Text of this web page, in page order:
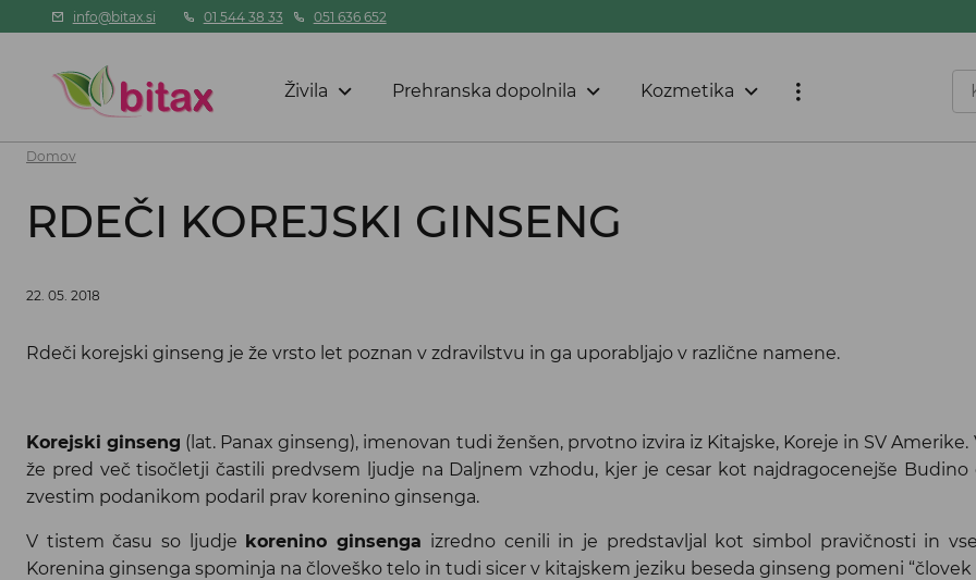
info@bitax.si 01 544 38 33 051 636 652
Živila Prehranska dopolnila Kozmetika
Domov
RDEČI KOREJSKI GINSENG
22. 05. 2018
Rdeči korejski ginseng je že vrsto let poznan v zdravilstvu in ga uporabljajo v različne namene.
Korejski ginseng (lat. Panax ginseng), imenovan tudi ženšen, prvotno izvira iz Kitajske, Koreje in SV Amerike.
že pred več tisočletji častili predvsem ljudje na Daljnem vzhodu, kjer je cesar kot najdragocenejše Budino
zvestim podanikom podaril prav korenino ginsenga.
V tistem času so ljudje korenino ginsenga izredno cenili in je predstavljal kot simbol pravičnosti in
Korenina ginsenga spominja na človeško telo in tudi sicer v kitajskem jeziku beseda ginseng pomeni “človek